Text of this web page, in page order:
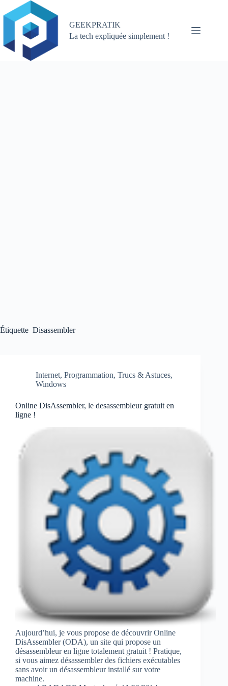
au
contenu
GEEKPRATIK
La tech expliquée simplement !
Étiquette Disassembler
Internet, Programmation, Trucs & Astuces,
Windows
Online DisAssembler, le desassembleur gratuit en
ligne !
Aujourd’hui, je vous propose de découvrir Online
DisAssembler (ODA), un site qui propose un
désassembleur en ligne totalement gratuit ! Pratique,
si vous aimez désassembler des fichiers exécutables
sans avoir un désassembleur installé sur votre
machine.